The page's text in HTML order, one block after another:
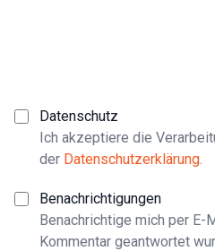
Datenschutz
Ich akzeptiere die
der Datenschutzerklärung
Benachrichtigungen
Benachrichtige mich per E-
Kommentar geantwortet